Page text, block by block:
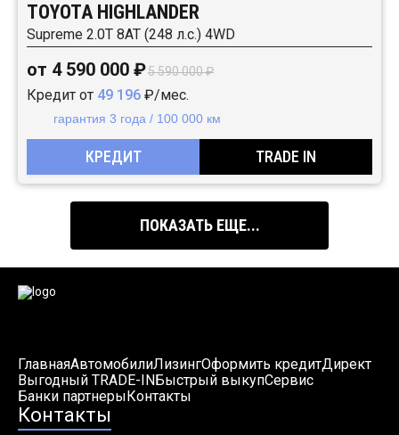
TOYOTA HIGHLANDER
Supreme 2.0T 8AT (248 л.с.) 4WD
от 4 590 000 ₽5 590 000 ₽
Кредит от 49 196 ₽/мес.
гарантия 3 года / 100 000 км
КРЕДИТ TRADE IN
ПОКАЗАТЬ ЕЩЕ...
ГлавнаяАвтомобилиЛизингОформить кредитДирект
Выгодный TRADE-INБыстрый выкупСервис
Банки партнерыКонтакты
Контакты